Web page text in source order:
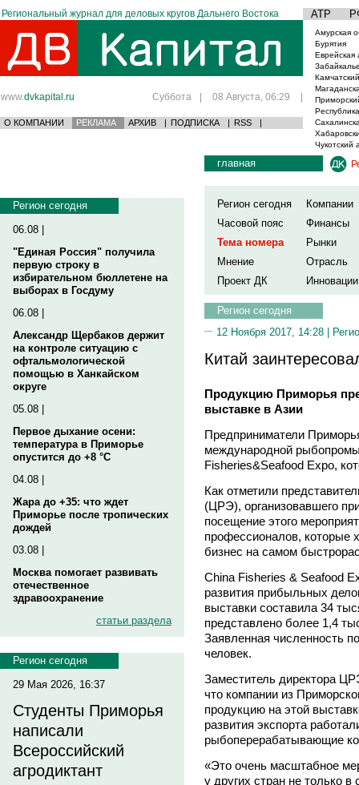
Региональный журнал для деловых кругов Дальнего Востока АТР
www.dvkapital.ru Суббота | 08 Августа, 06:29 |
О КОМПАНИИ РЕКЛАМА АРХИВ | ПОДПИСКА | RSS |
Амурская
Бурятия
Еврейская
Чукотский
Регион сегодня
06.08 |
"Единая Россия" получила
первую строку в
избирательном бюллетене на
выборах в Госдуму
06.08 |
Александр Щербаков держит
на контроле ситуацию с
офтальмологической
помощью в Ханкайском
округе
05.08 |
Первое дыхание осени:
температура в Приморье
опустится до +8 °C
04.08 |
Жара до +35: что ждет
Приморье после тропических
дождей
03.08 |
Москва помогает развивать
отечественное
здравоохранение
статьи раздела
Регион сегодня
29 Мая 2026, 16:37
Студенты Приморья
написали
Всероссийский
агродиктант
главная
Регион сегодня
Компании
Часовой пояс
Финансы
Тема номера
Рынки
Мнение
Отрасль
Проект ДК
Инновации
Регион сегодня
12 Ноября 2017, 14:28 |
Китай
Продукцию Приморья
выставке в Азии
Предприниматели
международной
Fisheries&Seafood Expo,
Как отметили
(ЦРЭ), организовавшего
посещение этого
профессионалов, которые
бизнес на самом
China Fisheries & Seafood
развития прибыльных
выставки составила 34
представлено более 1,4
Заявленная численность
человек.
Заместитель директора
что компании из
продукцию на этой
развития экспорта
рыбоперерабатывающие
«Это очень масштабное
у других стран не только в